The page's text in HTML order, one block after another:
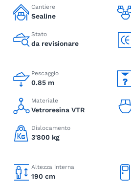
Cantiere
Sealine
Stato
da revisionare
Pescaggio
0.85 m
Materiale
Vetroresina VTR
Dislocamento
3'800 kg
Altezza interna
190 cm